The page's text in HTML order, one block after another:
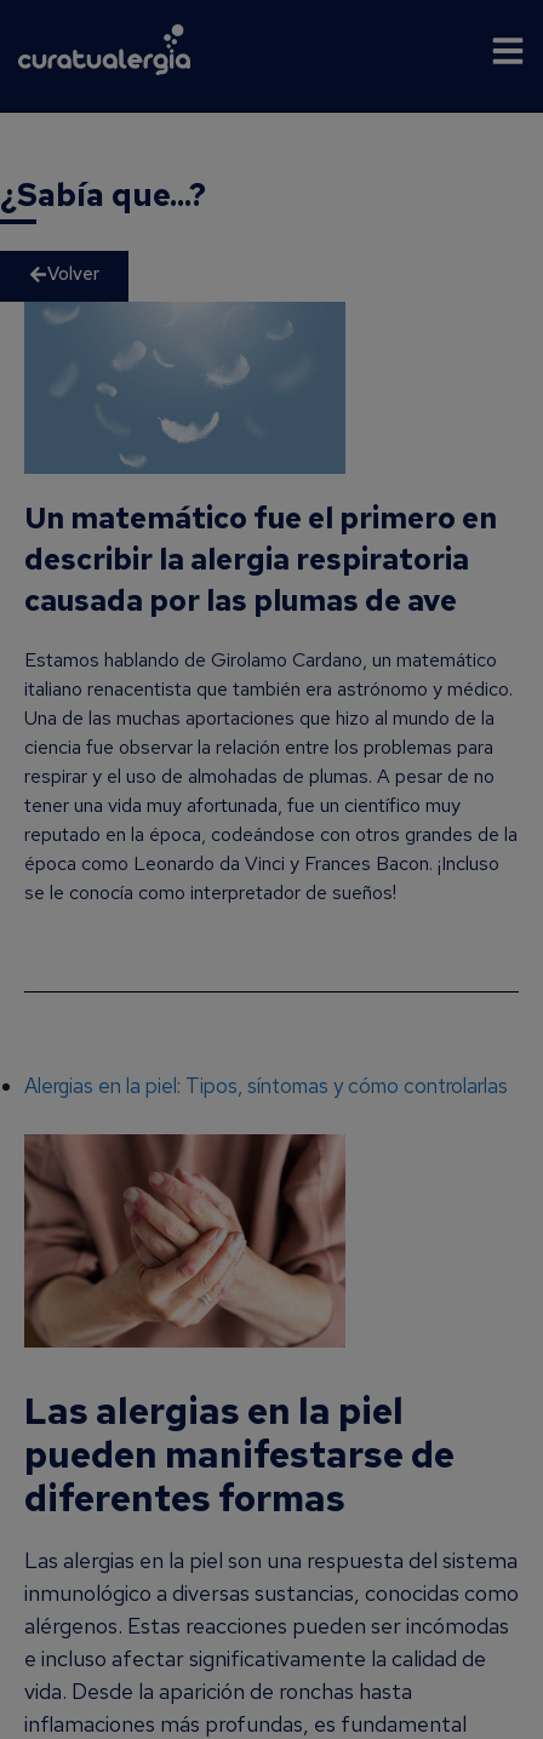
¿Sabía que...?
Volver
Un matemático fue el primero en
describir la alergia respiratoria
causada por las plumas de ave
Estamos hablando de Girolamo Cardano, un matemático
italiano renacentista que también era astrónomo y médico.
Una de las muchas aportaciones que hizo al mundo de la
ciencia fue observar la relación entre los problemas para
respirar y el uso de almohadas de plumas. A pesar de no
tener una vida muy afortunada, fue un científico muy
reputado en la época, codeándose con otros grandes de la
época como Leonardo da Vinci y Frances Bacon. ¡Incluso
se le conocía como interpretador de sueños!
Alergias en la piel: Tipos, síntomas y cómo controlarlas
Las alergias en la piel
pueden manifestarse de
diferentes formas
Las alergias en la piel son una respuesta del sistema
inmunológico a diversas sustancias, conocidas como
alérgenos. Estas reacciones pueden ser incómodas
e incluso afectar significativamente la calidad de
vida. Desde la aparición de ronchas hasta
inflamaciones más profundas, es fundamental